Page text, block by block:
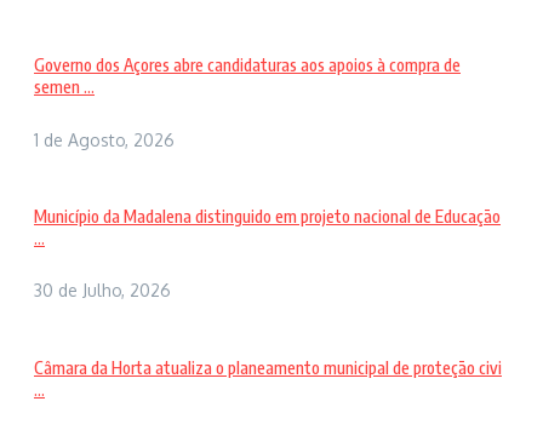
Governo dos Açores abre candidaturas aos apoios à compra de
semen ...
1 de Agosto, 2026
Município da Madalena distinguido em projeto nacional de Educação
...
30 de Julho, 2026
Câmara da Horta atualiza o planeamento municipal de proteção civi
...